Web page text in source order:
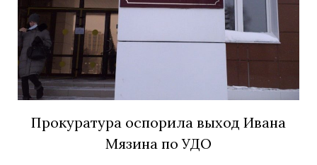
Прокуратура оспорила выход Ивана
Мязина по УДО